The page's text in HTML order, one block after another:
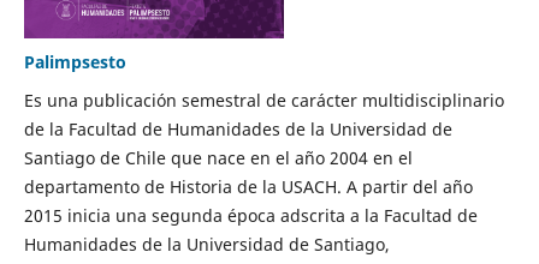
Palimpsesto
Es una publicación semestral de carácter multidisciplinario
de la Facultad de Humanidades de la Universidad de
Santiago de Chile que nace en el año 2004 en el
departamento de Historia de la USACH. A partir del año
2015 inicia una segunda época adscrita a la Facultad de
Humanidades de la Universidad de Santiago,